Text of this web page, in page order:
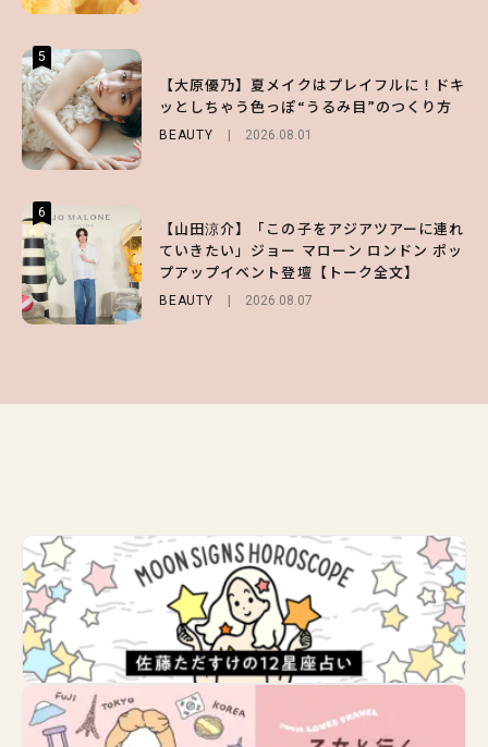
5
【大原優乃】夏メイクはプレイフルに！ドキ
ッとしちゃう色っぽ“うるみ目”のつくり方
BEAUTY 2026.08.01
6
【山田涼介】「この子をアジアツアーに連れ
ていきたい」ジョー マローン ロンドン ポッ
プアップイベント登壇【トーク全文】
BEAUTY 2026.08.07
5
【ALD1】グループの魅力＆素顔に迫る♡ 一
問一答をお届け！【sweet web独占】
ENTERTAINMENT 2026.08.03
6
【SNIDEL】長濱ねるとロマンティックトラ
ッドな秋はじめ｜2026秋の新作コーデ4選
5
月直伝♡ ドライシャンプー「バティスト」
を使ったプロ級スタイリング3選
Sponsored
6
【GU】夏の“主役級”アイテム決定！ヘルシ
ー＆可愛すぎる「大人の肌見せ」トップス3
選
FASHION 2026.07.19